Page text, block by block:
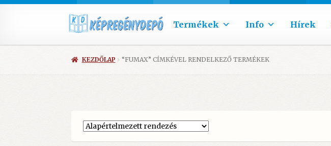
Termékek Info Hírek
KEZDŐLAP “FUMAX” CÍMKÉVEL RENDELKEZŐ TERMÉKEK